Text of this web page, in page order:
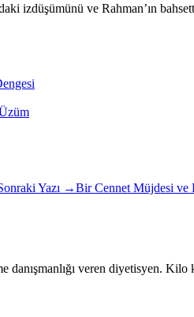
izdüşümünü ve Rahman’ın
Yazı →Bir Cennet Müjdesi ve
danışmanlığı veren diyetisyen.